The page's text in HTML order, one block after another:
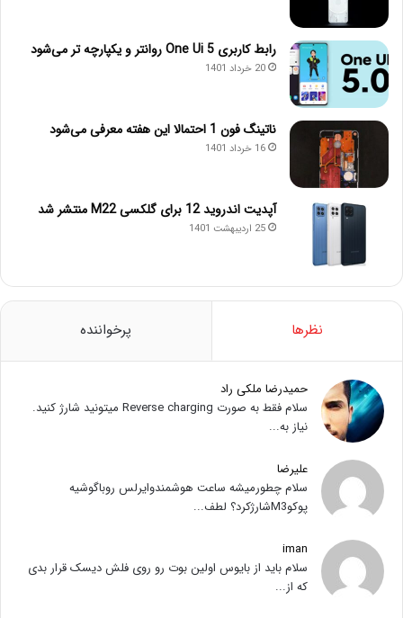
رابط کاربری One Ui 5 روانتر و یکپارچه تر می‌شود
20 خرداد 1401
ناتینگ فون 1 احتمالا این هفته معرفی می‌شود
16 خرداد 1401
آپدیت اندروید 12 برای گلکسی M22 منتشر شد
25 اردیبهشت 1401
نظرها پرخواننده
حمیدرضا ملکی راد
سلام فقط به صورت Reverse charging میتونید شارژ کنید.
نیاز به...
علیرضا
سلام چطورمیشه ساعت هوشمندوایرلس روباگوشیه
پوکوM3شارژکرد؟ لطف...
iman
سلام باید از بایوس اولین بوت رو روی فلش دیسک قرار بدی
که از...